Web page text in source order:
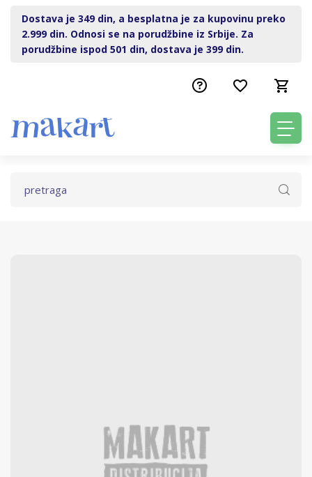
Dostava je 349 din, a besplatna je za kupovinu preko
2.999 din. Odnosi se na porudžbine iz Srbije. Za
porudžbine ispod 501 din, dostava je 399 din.